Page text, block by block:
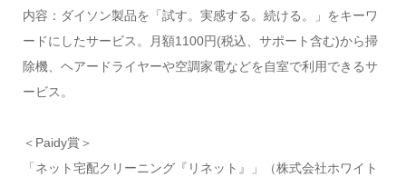
内容：ダイソン製品を「試す。実感する。続ける。」をキーワ
ードにしたサービス。月額1100円(税込、サポート含む)から掃
除機、ヘアードライヤーや空調家電などを自室で利用できるサ
ービス。
＜Paidy賞＞
「ネット宅配クリーニング『リネット』」（株式会社ホワイト